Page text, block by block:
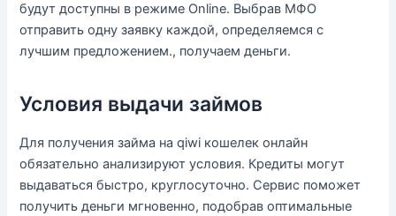
будут доступны в режиме Online. Выбрав МФО
отправить одну заявку каждой, определяемся с
лучшим предложением., получаем деньги.
Условия выдачи займов
Для получения займа на qiwi кошелек онлайн
обязательно анализируют условия. Кредиты могут
выдаваться быстро, круглосуточно. Сервис поможет
получить деньги мгновенно, подобрав оптимальные